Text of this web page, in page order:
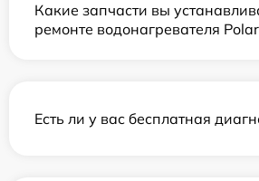
Какие запчасти вы
ремонте водонагревателя
Есть ли у вас бесплатная